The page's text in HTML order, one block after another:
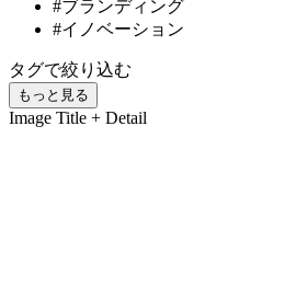
#ブランディング
#イノベーション
タグで絞り込む
もっと見る
Image Title + Detail